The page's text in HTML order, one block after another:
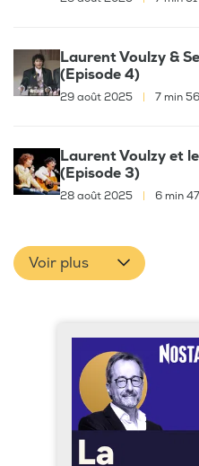
Laurent Voulzy &
(Episode 4)
29 août 2025 7 min
Laurent Voulzy et
(Episode 3)
28 août 2025 6 min
Voir plus